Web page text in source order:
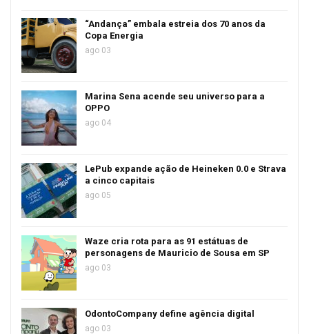
“Andança” embala estreia dos 70 anos da
Copa Energia
ago 03
Marina Sena acende seu universo para a
OPPO
ago 04
LePub expande ação de Heineken 0.0 e Strava
a cinco capitais
ago 05
Waze cria rota para as 91 estátuas de
personagens de Mauricio de Sousa em SP
ago 03
OdontoCompany define agência digital
ago 03